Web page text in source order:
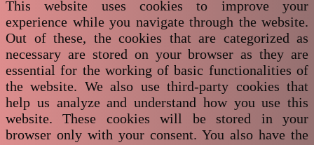
This website uses cookies to improve your
experience while you navigate through the website.
Out of these, the cookies that are categorized as
necessary are stored on your browser as they are
essential for the working of basic functionalities of
the website. We also use third-party cookies that
help us analyze and understand how you use this
website. These cookies will be stored in your
browser only with your consent. You also have the